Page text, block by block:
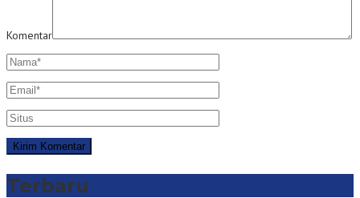
Komentar
Terbaru